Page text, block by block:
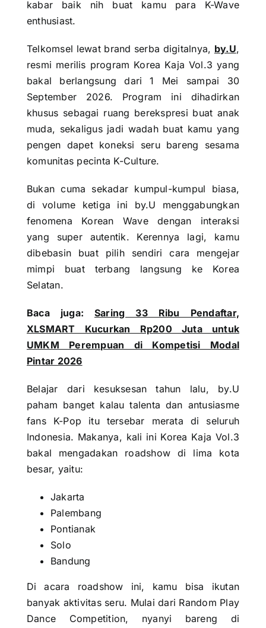
kabar baik nih buat kamu para K-Wave
enthusiast.
Telkomsel lewat brand serba digitalnya, by.U,
resmi merilis program Korea Kaja Vol.3 yang
bakal berlangsung dari 1 Mei sampai 30
September 2026. Program ini dihadirkan
khusus sebagai ruang berekspresi buat anak
muda, sekaligus jadi wadah buat kamu yang
pengen dapet koneksi seru bareng sesama
komunitas pecinta K-Culture.
Bukan cuma sekadar kumpul-kumpul biasa,
di volume ketiga ini by.U menggabungkan
fenomena Korean Wave dengan interaksi
yang super autentik. Kerennya lagi, kamu
dibebasin buat pilih sendiri cara mengejar
mimpi buat terbang langsung ke Korea
Selatan.
Baca juga: Saring 33 Ribu Pendaftar,
XLSMART Kucurkan Rp200 Juta untuk
UMKM Perempuan di Kompetisi Modal
Pintar 2026
Belajar dari kesuksesan tahun lalu, by.U
paham banget kalau talenta dan antusiasme
fans K-Pop itu tersebar merata di seluruh
Indonesia. Makanya, kali ini Korea Kaja Vol.3
bakal mengadakan roadshow di lima kota
besar, yaitu:
Jakarta
Palembang
Pontianak
Solo
Bandung
Di acara roadshow ini, kamu bisa ikutan
banyak aktivitas seru. Mulai dari Random Play
Dance Competition, nyanyi bareng di